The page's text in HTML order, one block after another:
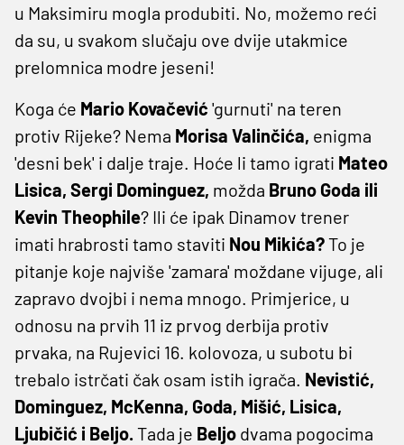
u Maksimiru mogla produbiti. No, možemo reći
da su, u svakom slučaju ove dvije utakmice
prelomnica modre jeseni!
Koga će Mario Kovačević 'gurnuti' na teren
protiv Rijeke? Nema Morisa Valinčića, enigma
'desni bek' i dalje traje. Hoće li tamo igrati Mateo
Lisica, Sergi Dominguez, možda Bruno Goda ili
Kevin Theophile? Ili će ipak Dinamov trener
imati hrabrosti tamo staviti Nou Mikića?To je
pitanje koje najviše 'zamara' moždane vijuge, ali
zapravo dvojbi i nema mnogo. Primjerice, u
odnosu na prvih 11 iz prvog derbija protiv
prvaka, na Rujevici 16. kolovoza, u subotu bi
trebalo istrčati čak osam istih igrača. Nevistić,
Dominguez, McKenna, Goda, Mišić, Lisica,
Ljubičić i Beljo.Tada je Beljo dvama pogocima